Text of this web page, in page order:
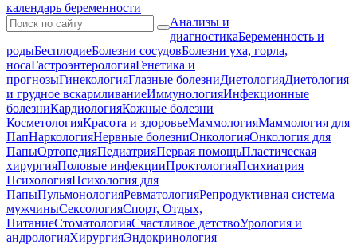
календарь беременности
Анализы и
диагностикаБеременность и
родыБесплодиеБолезни сосудовБолезни уха, горла,
носаГастроэнтерологияГенетика и
прогнозыГинекологияГлазные болезниДиетологияДиетология
и грудное вскармливаниеИммунологияИнфекционные
болезниКардиологияКожные болезни
КосметологияКрасота и здоровьеМаммологияМаммология для
ПапНаркологияНервные болезниОнкологияОнкология для
ПапыОртопедияПедиатрияПервая помощьПластическая
хирургияПоловые инфекцииПроктологияПсихиатрия
ПсихологияПсихология для
ПапыПульмонологияРевматологияРепродуктивная система
мужчиныСексологияСпорт, Отдых,
ПитаниеСтоматологияСчастливое детствоУрология и
андрологияХирургияЭндокринология